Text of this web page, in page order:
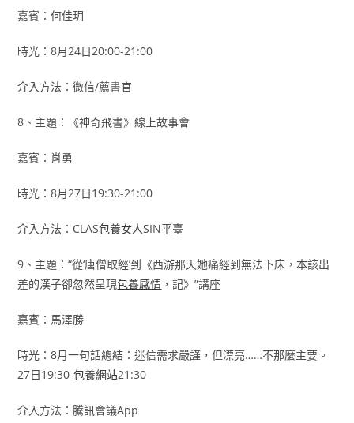
嘉賓：何佳玥
時光：8月24日20:00-21:00
介入方法：微信/薦書官
8、主題：《神奇飛書》線上故事會
嘉賓：肖勇
時光：8月27日19:30-21:00
介入方法：CLAS包養女人SIN平臺
9、主題：“從‘唐僧取經’到《西游那天她痛經到無法下床，本該出
差的漢子卻忽然呈現包養感情 ，記》”講座
嘉賓：馬澤勝
時光：8月一句話總結：迷信需求嚴謹，但漂亮……不那麼主要。
27日19:30-包養網站21:30
介入方法：騰訊會議App